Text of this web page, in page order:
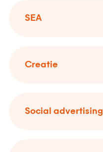
SEA
Creatie
Social advertising